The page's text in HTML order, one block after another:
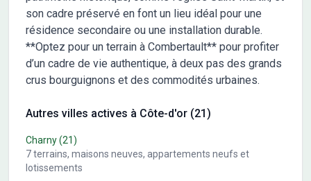
son cadre préservé en font un lieu idéal pour une
résidence secondaire ou une installation durable.
**Optez pour un terrain à Combertault** pour profiter
d’un cadre de vie authentique, à deux pas des grands
crus bourguignons et des commodités urbaines.
Autres villes actives à Côte-d'or (21)
Charny(21)
7terrains, maisons neuves, appartements neufs et
lotissements